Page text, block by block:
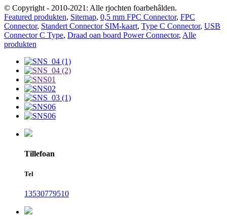
© Copyright - 2010-2021: Alle rjochten foarbehâlden.
Featured produkten, Sitemap, 0,5 mm FPC Connector, FPC
Connector, Standert Connector SIM-kaart, Type C Connector, USB
Connector C Type, Draad oan board Power Connector, Alle
produkten
Tillefoan
Tel
13530779510